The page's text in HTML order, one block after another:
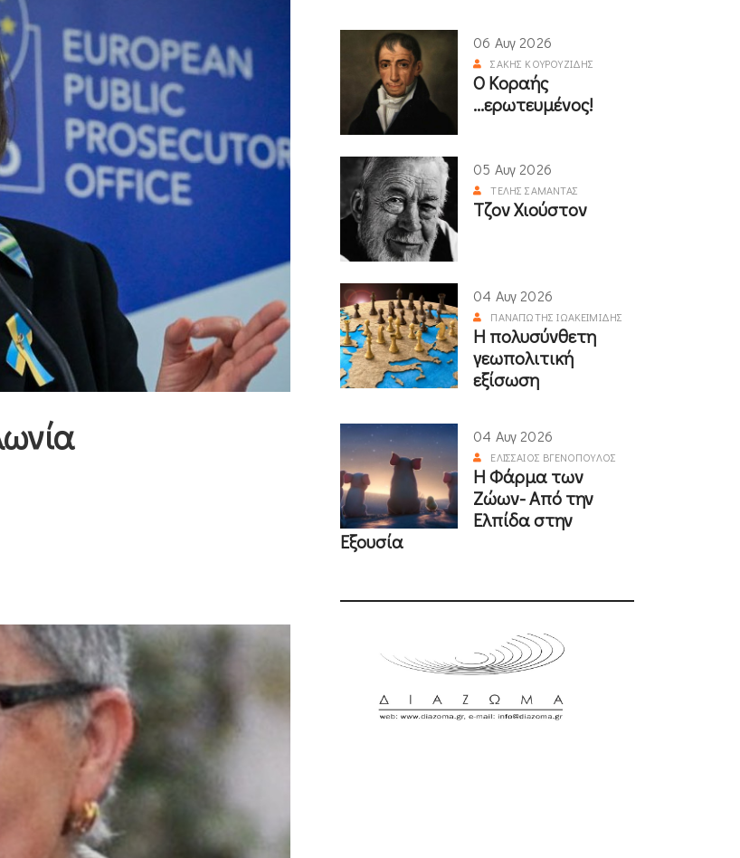
06 Αυγ 2026
ΣΆΚΗΣ ΚΟΥΡΟΥΖΊΔΗΣ
Ο Κοραής
...ερωτευμένος!
05 Αυγ 2026
ΤΈΛΗΣ ΣΑΜΑΝΤΆΣ
Τζον Χιούστον
04 Αυγ 2026
ΠΑΝΑΓΙΏΤΗΣ ΙΩΑΚΕΙΜΊΔΗΣ
Η πολυσύνθετη
γεωπολιτική
εξίσωση
04 Αυγ 2026
ΕΛΙΣΣΑΊΟΣ ΒΓΕΝΌΠΟΥΛΟΣ
Η Φάρμα των
Ζώων- Από την
Ελπίδα στην
Εξουσία